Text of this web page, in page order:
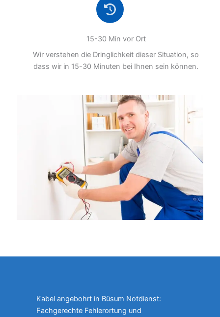
15-30 Min vor Ort
Wir verstehen die Dringlichkeit dieser Situation, so
dass wir in 15-30 Minuten bei Ihnen sein können.
Kabel angebohrt in Büsum Notdienst:
Fachgerechte Fehlerortung und